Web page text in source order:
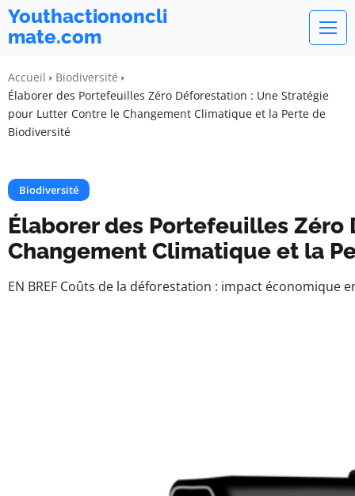
Youthactiononcli
mate.com
Accueil
Biodiversité
Élaborer des Portefeuilles Zéro Déforestation : Une Stratégie
pour Lutter Contre le Changement Climatique et la Perte de
Biodiversité
Biodiversité
Élaborer des Portefeuilles
Changement Climatique et la
EN BREF Coûts de la déforestation : impact